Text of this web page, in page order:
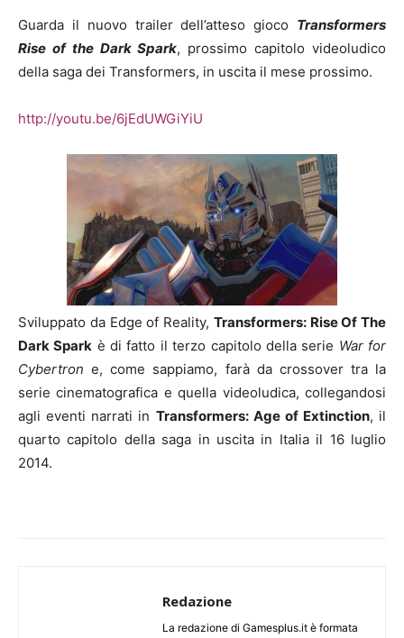
Guarda il nuovo trailer dell’atteso gioco Transformers
Rise of the Dark Spark, prossimo capitolo videoludico
della saga dei Transformers, in uscita il mese prossimo.
http://youtu.be/6jEdUWGiYiU
Sviluppato da Edge of Reality, Transformers: Rise Of The
Dark Spark è di fatto il terzo capitolo della serie War for
Cybertron e, come sappiamo, farà da crossover tra la
serie cinematografica e quella videoludica, collegandosi
agli eventi narrati in Transformers: Age of Extinction, il
quarto capitolo della saga in uscita in Italia il 16 luglio
2014.
Redazione
La redazione di Gamesplus.it è formata